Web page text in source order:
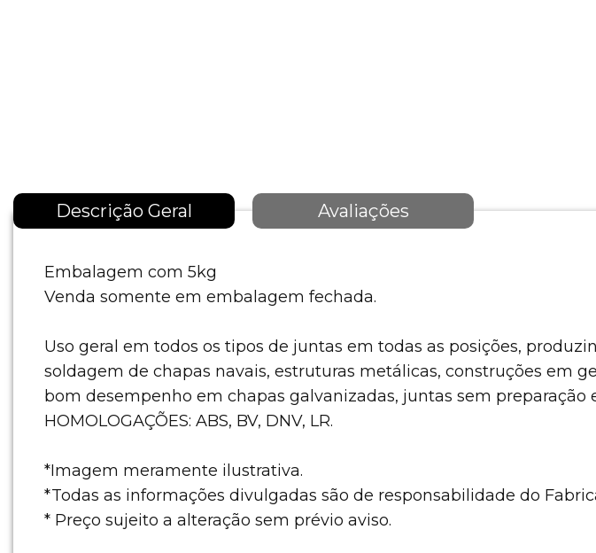
Descrição Geral Avaliações
Embalagem com 5kg
Venda somente em embalagem fechada.
Uso geral em todos os tipos de juntas em todas as posições,
soldagem de chapas navais, estruturas metálicas, construções em
bom desempenho em chapas galvanizadas, juntas sem preparação
HOMOLOGAÇÕES: ABS, BV, DNV, LR.
*Imagem meramente ilustrativa.
*Todas as informações divulgadas são de responsabilidade do
* Preço sujeito a alteração sem prévio aviso.